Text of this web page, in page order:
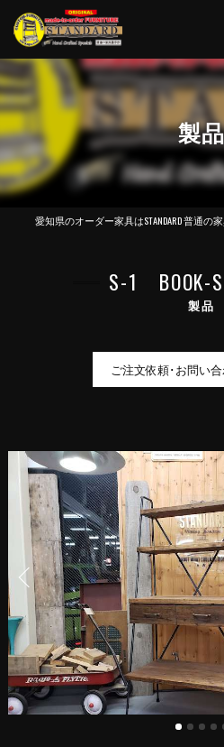
製品
製品
S-1 BOOK-
ご注文依頼･お問い